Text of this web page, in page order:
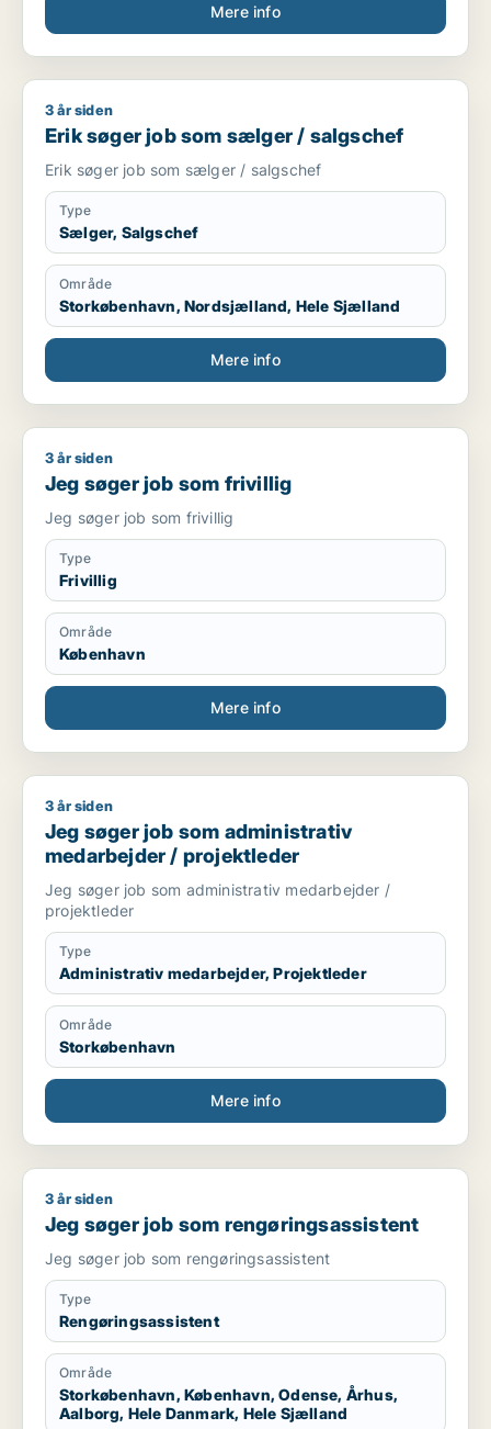
Mere info
Erik søger job som sælger / salgschef
3 år siden
Erik søger job som sælger / salgschef
Erik søger job som sælger / salgschef
Type
Sælger, Salgschef
Område
Storkøbenhavn, Nordsjælland, Hele Sjælland
Mere info
Jeg søger job som frivillig
3 år siden
Jeg søger job som frivillig
Jeg søger job som frivillig
Type
Frivillig
Område
København
Mere info
Jeg søger job som administrativ medarbejder / projektleder
3 år siden
Jeg søger job som administrativ
medarbejder / projektleder
Jeg søger job som administrativ medarbejder /
projektleder
Type
Administrativ medarbejder, Projektleder
Område
Storkøbenhavn
Mere info
Jeg søger job som rengøringsassistent
3 år siden
Jeg søger job som rengøringsassistent
Jeg søger job som rengøringsassistent
Type
Rengøringsassistent
Område
Storkøbenhavn, København, Odense, Århus,
Aalborg, Hele Danmark, Hele Sjælland